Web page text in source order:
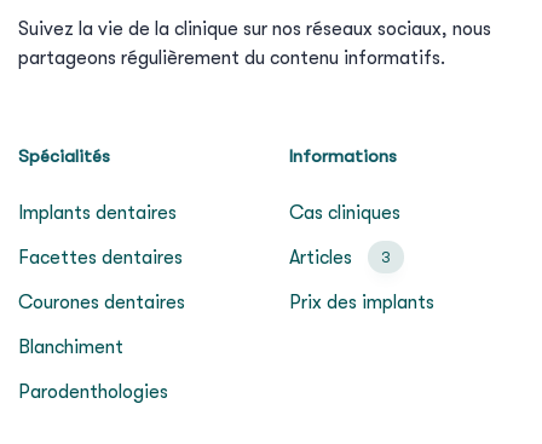
Suivez la vie de la clinique sur nos réseaux sociaux, nous
partageons régulièrement du contenu informatifs.
Spécialités
Implants dentaires
Facettes dentaires
Courones dentaires
Blanchiment
Parodenthologies
Informations
Cas cliniques
Articles 3
Prix des implants